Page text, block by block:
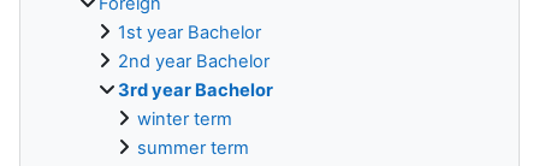
1st year Bachelor
2nd year Bachelor
3rd year Bachelor
winter term
summer term